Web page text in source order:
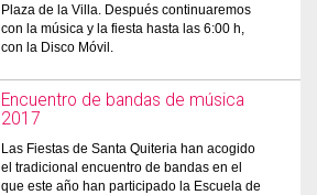
Plaza de la Villa. Después continuaremos
con la música y la fiesta hasta las 6:00 h,
con la Disco Móvil.
Encuentro de bandas de música
2017
Las Fiestas de Santa Quiteria han acogido
el tradicional encuentro de bandas en el
que este año han participado la Escuela de